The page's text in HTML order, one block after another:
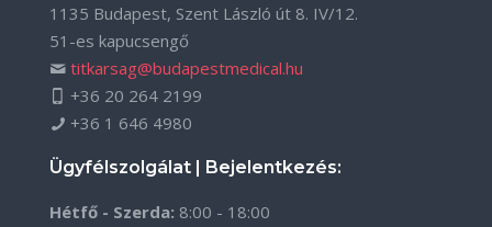
1135 Budapest, Szent László út 8. IV/12.
51-es kapucsengő
titkarsag@budapestmedical.hu
+36 20 264 2199
+36 1 646 4980
Ügyfélszolgálat | Bejelentkezés:
Hétfő - Szerda: 8:00 - 18:00